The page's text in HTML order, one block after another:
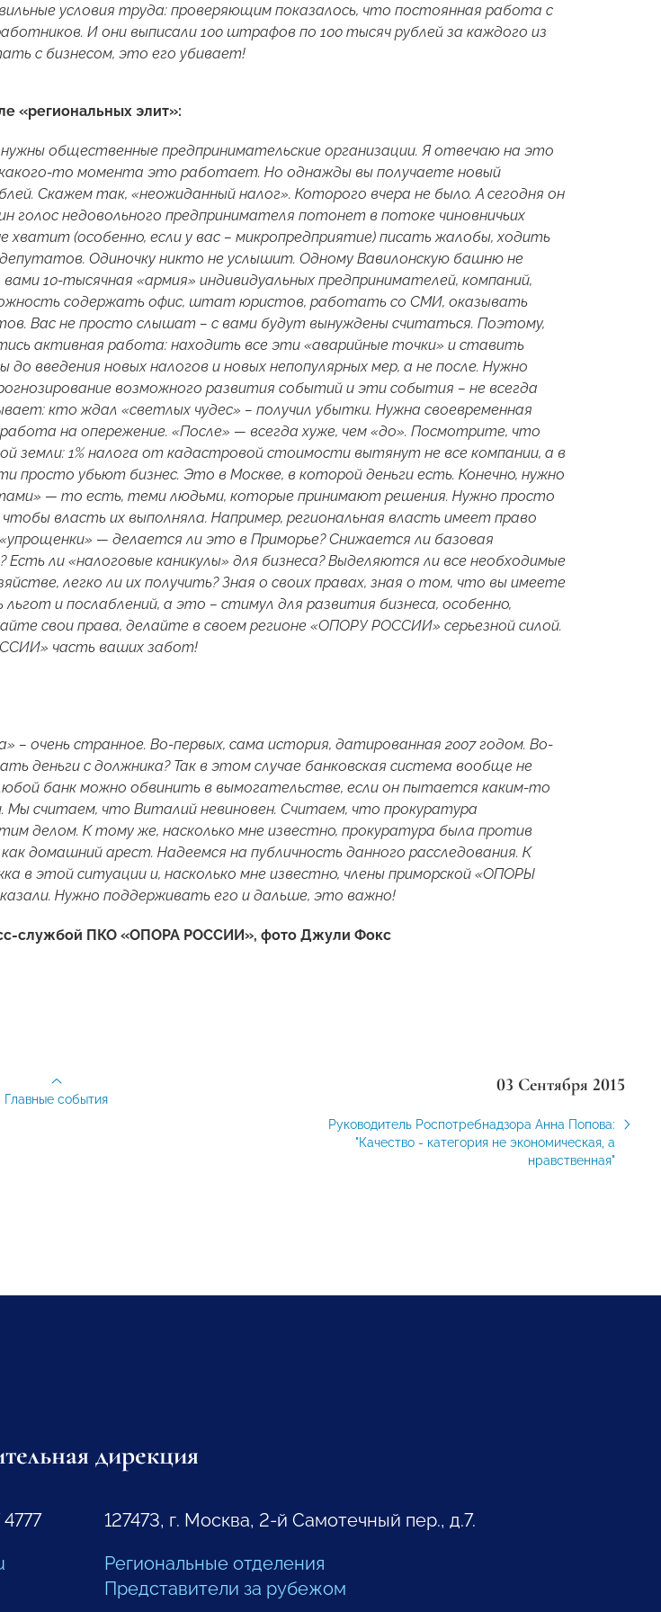
условия труда: проверяющим показалось, что постоянная работа с
И они выписали 100 штрафов по 100 тысяч рублей за каждого из
с бизнесом, это его убивает!
«региональных элит»:
общественные предпринимательские организации. Я отвечаю на это
то момента это работает. Но однажды вы получаете новый
Скажем так, «неожиданный налог». Которого вчера не было. А сегодня он
голос недовольного предпринимателя потонет в потоке чиновничьих
хватит (особенно, если у вас – микропредприятие) писать жалобы, ходить
Одиночку никто не услышит. Одному Вавилонскую башню не
10-тысячная «армия» индивидуальных предпринимателей, компаний,
содержать офис, штат юристов, работать со СМИ, оказывать
Вас не просто слышат – с вами будут вынуждены считаться. Поэтому,
активная работа: находить все эти «аварийные точки» и ставить
введения новых налогов и новых непопулярных мер, а не после. Нужно
возможного развития событий и эти события – не всегда
кто ждал «светлых чудес» – получил убытки. Нужна своевременная
на опережение. «После» — всегда хуже, чем «до». Посмотрите, что
земли: 1% налога от кадастровой стоимости вытянут не все компании, а в
просто убьют бизнес. Это в Москве, в которой деньги есть. Конечно, нужно
— то есть, теми людьми, которые принимают решения. Нужно просто
власть их выполняла. Например, региональная власть имеет право
— делается ли это в Приморье? Снижается ли базовая
ли «налоговые каникулы» для бизнеса? Выделяются ли все необходимые
легко ли их получить? Зная о своих правах, зная о том, что вы имеете
и послаблений, а это – стимул для развития бизнеса, особенно,
свои права, делайте в своем регионе «ОПОРУ РОССИИ» серьезной силой.
часть ваших забот!
– очень странное. Во-первых, сама история, датированная 2007 годом. Во-
деньги с должника? Так в этом случае банковская система вообще не
банк можно обвинить в вымогательстве, если он пытается каким-то
Мы считаем, что Виталий невиновен. Считаем, что прокуратура
делом. К тому же, насколько мне известно, прокуратура была против
домашний арест. Надеемся на публичность данного расследования. К
в этой ситуации и, насколько мне известно, члены приморской «ОПОРЫ
Нужно поддерживать его и дальше, это важно!
службой ПКО «ОПОРА РОССИИ», фото Джули Фокс
03 Сентября 2015
Руководитель Роспотребнадзора Анна Попова:
"Качество - категория не экономическая, а
нравственная"
Главные события
дирекция
4777
127473, г. Москва, 2-й Самотечный пер., д.7.
Региональные отделения
Представители за рубежом